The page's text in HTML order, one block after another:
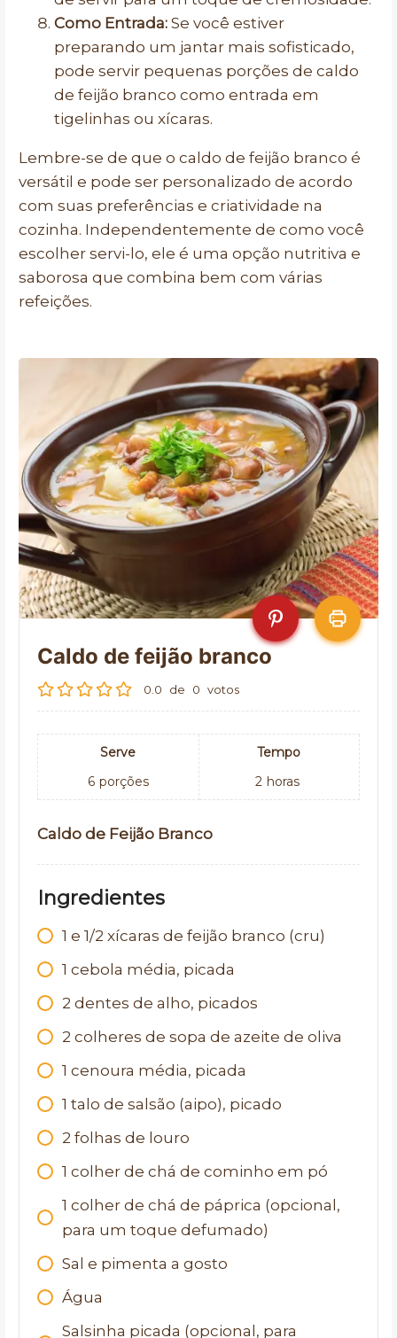
Como Entrada: Se você estiver
preparando um jantar mais sofisticado,
pode servir pequenas porções de caldo
de feijão branco como entrada em
tigelinhas ou xícaras.
Lembre-se de que o caldo de feijão branco é
versátil e pode ser personalizado de acordo
com suas preferências e criatividade na
cozinha. Independentemente de como você
escolher servi-lo, ele é uma opção nutritiva e
saborosa que combina bem com várias
refeições.
Caldo de feijão branco
0.0 de 0 votos
Serve
6 porções
Tempo
2 horas
Caldo de Feijão Branco
Ingredientes
1 e 1/2 xícaras de feijão branco (cru)
1 cebola média, picada
2 dentes de alho, picados
2 colheres de sopa de azeite de oliva
1 cenoura média, picada
1 talo de salsão (aipo), picado
2 folhas de louro
1 colher de chá de cominho em pó
1 colher de chá de páprica (opcional,
para um toque defumado)
Sal e pimenta a gosto
Água
Salsinha picada (opcional, para